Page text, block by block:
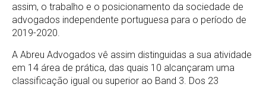
assim, o trabalho e o posicionamento da sociedade de
advogados independente portuguesa para o período de
2019-2020.
A Abreu Advogados vê assim distinguidas a sua atividade
em 14 área de prática, das quais 10 alcançaram uma
classificação igual ou superior ao Band 3. Dos 23